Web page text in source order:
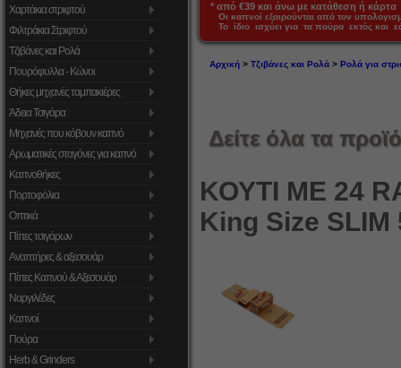
Χαρτάκια στριφτού
Φιλτράκια Στριφτού
Τζιβάνες και Ρολά
Πουρόφυλλα - Κώνοι
Θήκες μηχανές ταμπακιέρες
Άδεια Τσιγάρα
Μηχανές που κόβουν καπνό
Αρωματικές σταγόνες για καπνό
Καπνοθήκες
Πορτοφόλια
Οπτικά
Πίπες τσιγάρων
Αναπτήρες & αξεσουάρ
Πίπες Καπνού & Αξεσουάρ
Ναργιλέδες
Καπνοί
Πούρα
Herb & Grinders
* από €39 και άνω με κατάθεση ή
Οι καπνοί εξαιρούνται από τον
Το ίδιο ισχύει για τα πούρα εκτός και
Αρχική> Τζιβάνες και Ρολά> Ρολά για
Δείτε όλα τα
ΚΟΥΤΙ ΜΕ 24
King Size SLIM